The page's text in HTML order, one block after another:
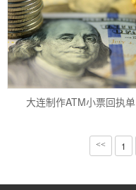
大连制作ATM小票回执单
<< 1